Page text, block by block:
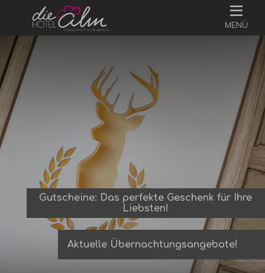
MENÜ
Gutscheine: Das perfekte Geschenk für Ihre
Liebsten!
Aktuelle Übernachtungsangebote!